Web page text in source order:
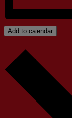
Add to calendar